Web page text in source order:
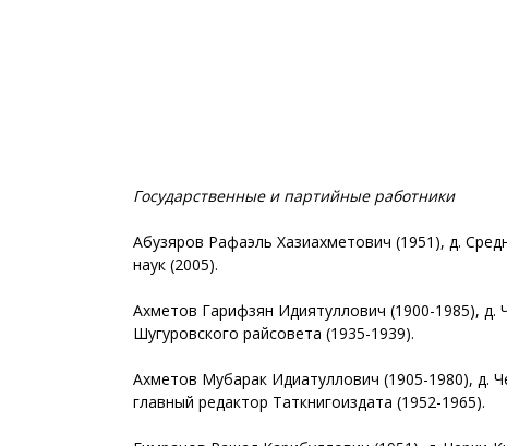
Государственные и партийные работники
Абузяров Рафаэль Хазиахметович (1951), д.
наук (2005).
Ахметов Гарифзян Идиятуллович (1900-1985), д.
Шугуровского райсовета (1935-1939).
Ахметов Мубарак Идиатуллович (1905-1980), д.
главный редактор Таткнигоиздата (1952-1965).